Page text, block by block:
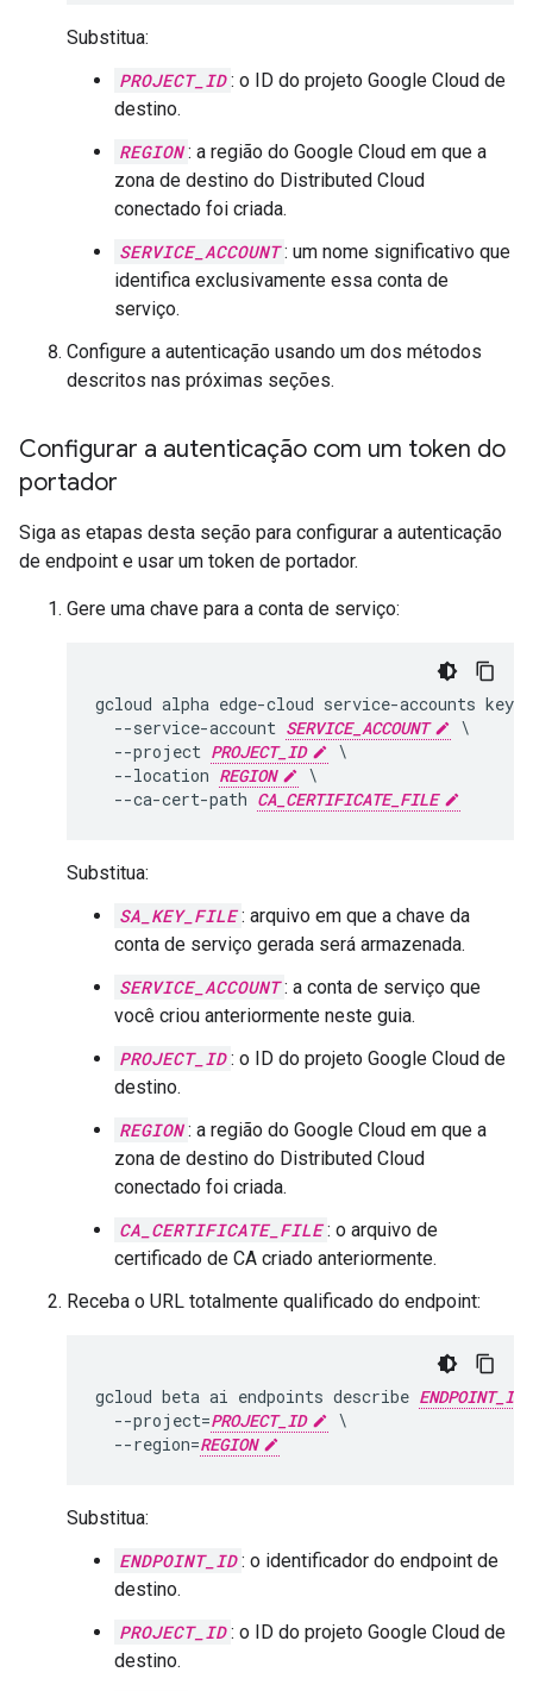
Substitua:
PROJECT_ID : o ID do projeto Google Cloud de
destino.
REGION : a região do Google Cloud em que a
zona de destino do Distributed Cloud
conectado foi criada.
SERVICE_ACCOUNT : um nome significativo que
identifica exclusivamente essa conta de
serviço.
Configure a autenticação usando um dos métodos
descritos nas próximas seções.
Configurar a autenticação com um token do
portador
Siga as etapas desta seção para configurar a autenticação
de endpoint e usar um token de portador.
Gere uma chave para a conta de serviço:
gcloud alpha edge-cloud service-accounts
  --service-account
SERVICE_ACCOUNT
\
  --project
PROJECT_ID
\
  --location
REGION
\
  --ca-cert-path
CA_CERTIFICATE_FILE
Substitua:
SA_KEY_FILE : arquivo em que a chave da
conta de serviço gerada será armazenada.
SERVICE_ACCOUNT : a conta de serviço que
você criou anteriormente neste guia.
PROJECT_ID : o ID do projeto Google Cloud de
destino.
REGION : a região do Google Cloud em que a
zona de destino do Distributed Cloud
conectado foi criada.
CA_CERTIFICATE_FILE : o arquivo de
certificado de CA criado anteriormente.
Receba o URL totalmente qualificado do endpoint:
gcloud beta ai endpoints describe ENDPOINT_ID
  --project=
PROJECT_ID
\
  --region=
REGION
Substitua:
ENDPOINT_ID : o identificador do endpoint de
destino.
PROJECT_ID : o ID do projeto Google Cloud de
destino.